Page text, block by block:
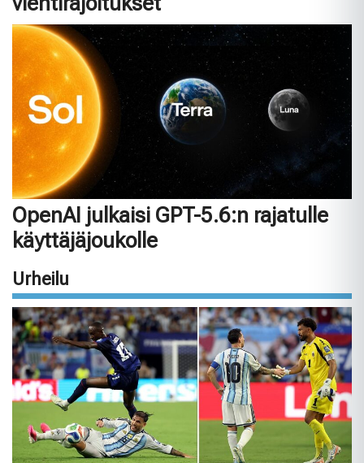
OpenAI julkaisi GPT-5.6:n rajatulle
käyttäjäjoukolle
Urheilu